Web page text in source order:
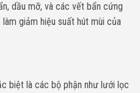
dầu mỡ, và các vết bẩn cứng
giảm hiệu suất hút mùi của
biệt là các bộ phận như lưới lọc